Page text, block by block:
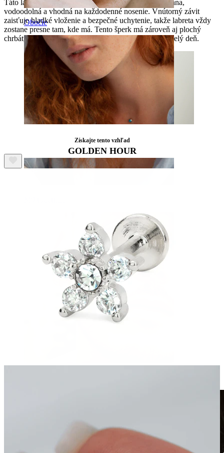
Obočie
Táto labreta je vyrobený z titánu, takže je hypoalergénna,
vodoodolná a vhodná na každodenné nosenie. Vnútorný závit
zaisťuje hladké vloženie a bezpečné uchytenie, takže labreta vždy
zostane presne tam, kde má. Tento šperk má zároveň aj plochý
chrbát, vďaka čomu sa vám bude pohodlne nosiť po celý deň.
Získajte tento vzhľad
GOLDEN HOUR